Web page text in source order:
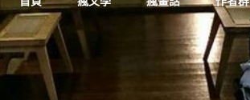
to
content